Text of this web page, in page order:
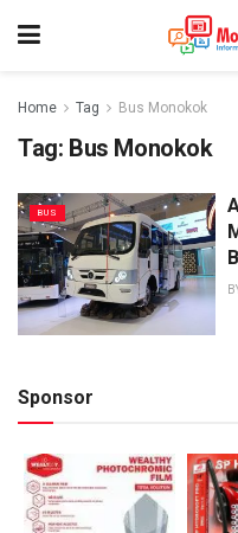
Home Tag Bus Monokok
Tag: Bus Monokok
BUS
Sponsor